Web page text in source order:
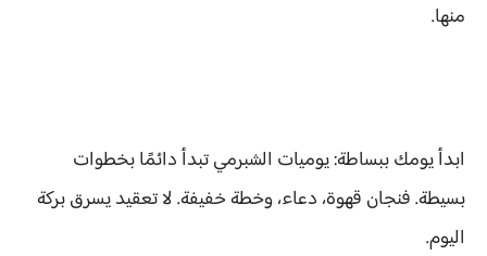
منها.
ابدأ يومك ببساطة: يوميات الشبرمي تبدأ دائمًا بخطوات
بسيطة. فنجان قهوة، دعاء، وخطة خفيفة. لا تعقيد يسرق بركة
اليوم.